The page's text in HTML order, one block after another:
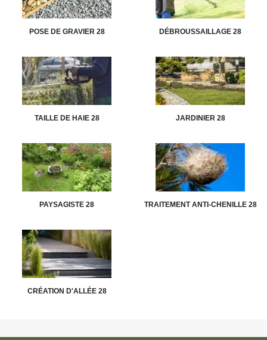
POSE DE GRAVIER 28 DÉBROUSSAILLAGE 28
TAILLE DE HAIE 28 JARDINIER 28
PAYSAGISTE 28 TRAITEMENT ANTI-CHENILLE 28
CRÉATION D'ALLÉE 28